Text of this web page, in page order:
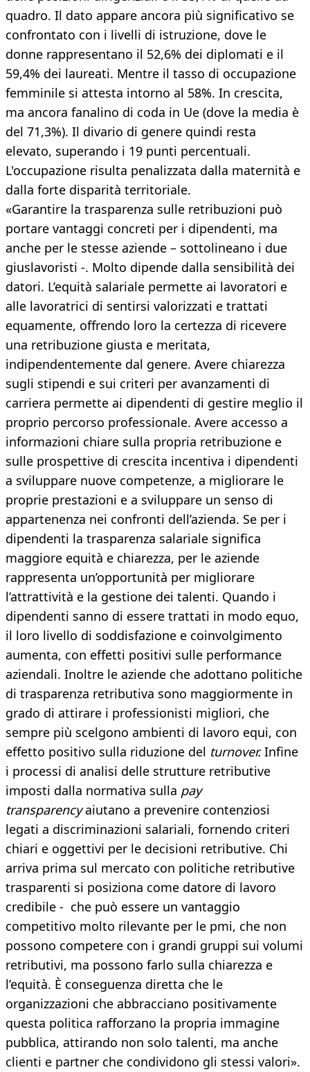
quadro. Il dato appare ancora più significativo se
confrontato con i livelli di istruzione, dove le
donne rappresentano il 52,6% dei diplomati e il
59,4% dei laureati. Mentre il tasso di occupazione
femminile si attesta intorno al 58%. In crescita,
ma ancora fanalino di coda in Ue (dove la media è
del 71,3%). Il divario di genere quindi resta
elevato, superando i 19 punti percentuali.
L'occupazione risulta penalizzata dalla maternità e
dalla forte disparità territoriale.
«Garantire la trasparenza sulle retribuzioni può
portare vantaggi concreti per i dipendenti, ma
anche per le stesse aziende – sottolineano i due
giuslavoristi -. Molto dipende dalla sensibilità dei
datori. L’equità salariale permette ai lavoratori e
alle lavoratrici di sentirsi valorizzati e trattati
equamente, offrendo loro la certezza di ricevere
una retribuzione giusta e meritata,
indipendentemente dal genere. Avere chiarezza
sugli stipendi e sui criteri per avanzamenti di
carriera permette ai dipendenti di gestire meglio il
proprio percorso professionale. Avere accesso a
informazioni chiare sulla propria retribuzione e
sulle prospettive di crescita incentiva i dipendenti
a sviluppare nuove competenze, a migliorare le
proprie prestazioni e a sviluppare un senso di
appartenenza nei confronti dell’azienda. Se per i
dipendenti la trasparenza salariale significa
maggiore equità e chiarezza, per le aziende
rappresenta un’opportunità per migliorare
l’attrattività e la gestione dei talenti. Quando i
dipendenti sanno di essere trattati in modo equo,
il loro livello di soddisfazione e coinvolgimento
aumenta, con effetti positivi sulle performance
aziendali. Inoltre le aziende che adottano politiche
di trasparenza retributiva sono maggiormente in
grado di attirare i professionisti migliori, che
sempre più scelgono ambienti di lavoro equi, con
effetto positivo sulla riduzione del turnover.Infine
i processi di analisi delle strutture retributive
imposti dalla normativa sulla pay
transparencyaiutano a prevenire contenziosi
legati a discriminazioni salariali, fornendo criteri
chiari e oggettivi per le decisioni retributive. Chi
arriva prima sul mercato con politiche retributive
trasparenti si posiziona come datore di lavoro
credibile - che può essere un vantaggio
competitivo molto rilevante per le pmi, che non
possono competere con i grandi gruppi sui volumi
retributivi, ma possono farlo sulla chiarezza e
l’equità. È conseguenza diretta che le
organizzazioni che abbracciano positivamente
questa politica rafforzano la propria immagine
pubblica, attirando non solo talenti, ma anche
clienti e partner che condividono gli stessi valori».